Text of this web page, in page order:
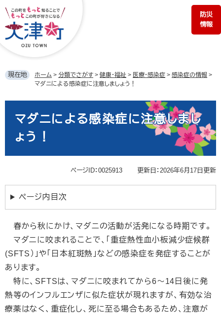
ジ
の
す。
ュ
ー
し
防災
情報
現在地 ホーム > 分類でさがす > 健康・福祉 > 医療・感染症 > 感染症の情報 >
マダニによる感染症に注意しましょう！
マダニによる感染症に注意しまし
ょう！
ページID：0025913 更新日：2026年6月17日更新
ページ内目次
春から秋にかけ、マダニの活動が活発になる時期です。
マダニに咬まれることで、「重症熱性血小板減少症候群
(SFTS）」や「日本紅斑熱」などの感染症を発症することが
あります。
特に、SFTSは、マダニに咬まれてから6～14日後に発
熱等のインフルエンザに似た症状が現れますが、有効な治
療薬はなく、重症化し、死に至る場合もあるため、注意が